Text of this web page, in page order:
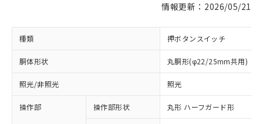
情報更新：2026/05/21
種類 押ボタンスイッチ
胴体形状 丸胴形(φ22/25mm共用)
照光/非照光 照光
操作部 操作部形状 丸形 ハーフガード形